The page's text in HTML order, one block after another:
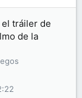
tráiler de
de la